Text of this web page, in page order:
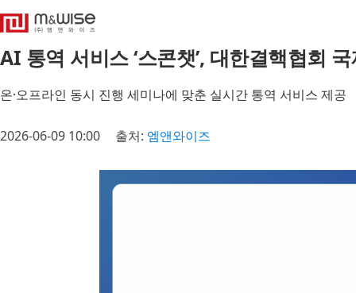
AI 통역 서비스 ‘스콘챗’, 대한결핵협회
온·오프라인 동시 진행 세미나에 맞춘 실시간 통역 서비스 제공
2026-06-09 10:00 출처: 엠앤와이즈